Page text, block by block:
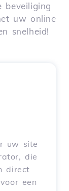
beveiliging
uw online
snelheid!
uw site
die
direct
een